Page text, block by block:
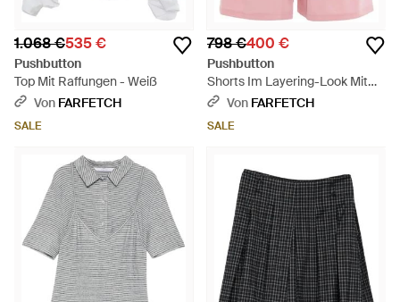
1.068 €535 €
Pushbutton
Top Mit Raffungen - Weiß
Von FARFETCH
SALE
798 €400 €
Pushbutton
Shorts Im Layering-Look Mit
Spitze - Pink
Von FARFETCH
SALE